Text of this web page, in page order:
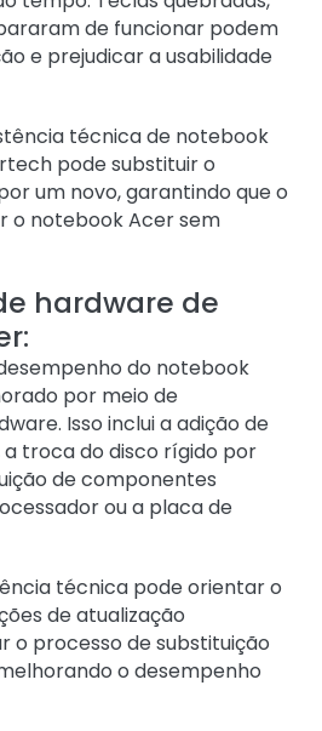
de funcionar podem
e prejudicar a usabilidade
técnica de notebook
pode substituir o
um novo, garantindo que o
o notebook Acer sem
hardware de
do notebook
por meio de
Isso inclui a adição de
a troca do disco rígido por
de componentes
ou a placa de
técnica pode orientar o
de atualização
o processo de substituição
o desempenho